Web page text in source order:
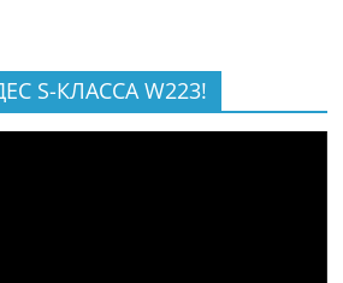
S-КЛАССА W223!